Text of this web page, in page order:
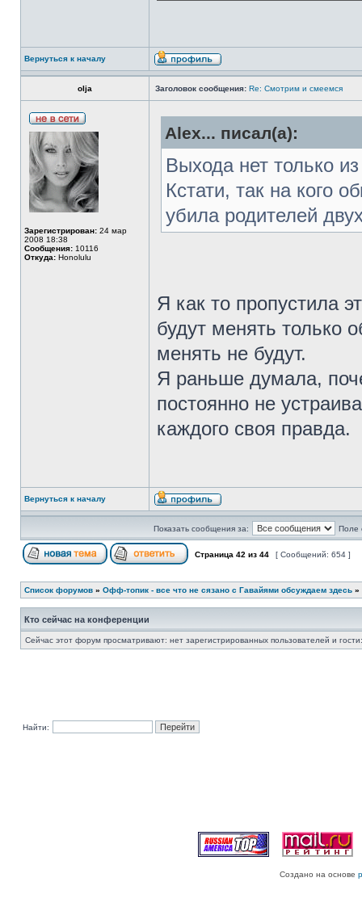
Вернуться к началу
olja Заголовок сообщения: Re: Смотрим и смеемся
Зарегистрирован: 24 мар
2008 18:38
Сообщения: 10116
Откуда: Honolulu
Alex... писал(а):
Выхода нет только
Кстати, так на кого
убила родителей
Я как то пропустила
будут менять только
менять не будут.
Я раньше думала,
постоянно не
каждого своя правда.
Вернуться к началу
Показать сообщения за: Поле
Страница 42 из 44 [ Сообщений: 654 ]
Список форумов » Офф-топик - все что не сязано с Гавайями обсуждаем здесь »
Кто сейчас на конференции
Сейчас этот форум просматривают: нет зарегистрированных пользователей и
Найти:
Создано на основе